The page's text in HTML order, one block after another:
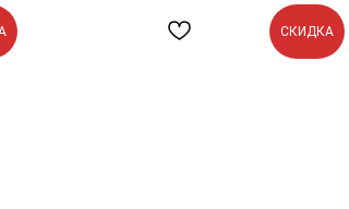
СКИДКА